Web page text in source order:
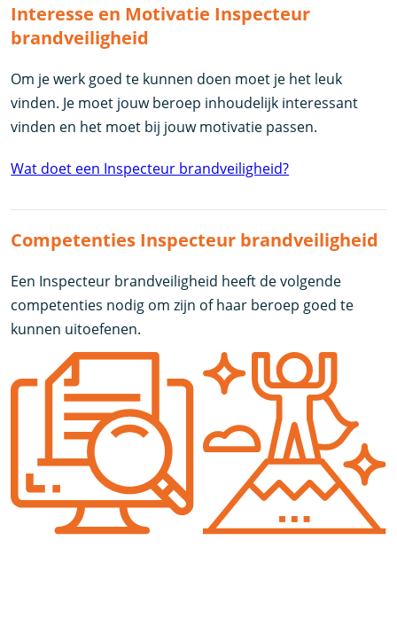
Interesse en Motivatie Inspecteur
brandveiligheid
Om je werk goed te kunnen doen moet je het leuk
vinden. Je moet jouw beroep inhoudelijk interessant
vinden en het moet bij jouw motivatie passen.
Wat doet een Inspecteur brandveiligheid?
Competenties Inspecteur brandveiligheid
Een Inspecteur brandveiligheid heeft de volgende
competenties nodig om zijn of haar beroep goed te
kunnen uitoefenen.